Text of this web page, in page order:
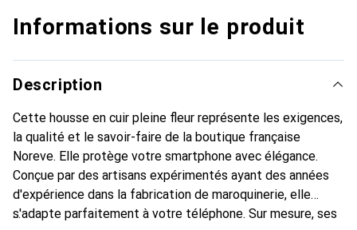
Informations sur le produit
Description
Cette housse en cuir pleine fleur représente les exigences,
la qualité et le savoir-faire de la boutique française
Noreve. Elle protège votre smartphone avec élégance.
Conçue par des artisans expérimentés ayant des années
d'expérience dans la fabrication de maroquinerie, elle
s'adapte parfaitement à votre téléphone. Sur mesure, ses